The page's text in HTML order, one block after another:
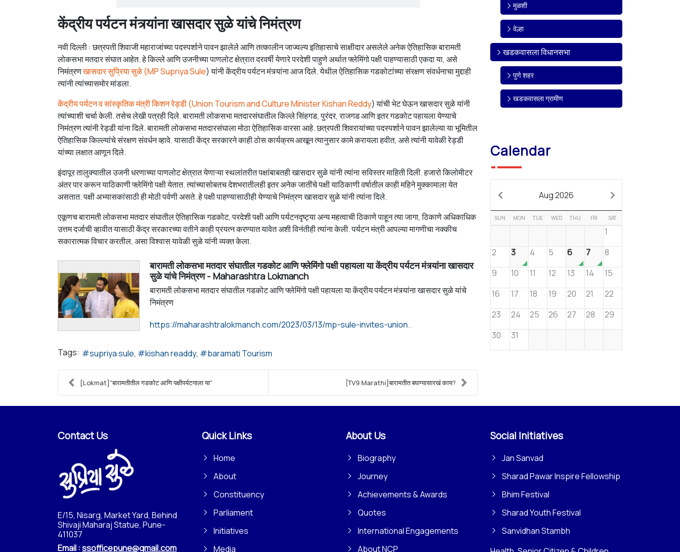
केंद्रीय पर्यटन मंत्र्यांना खासदार सुळे यांचे निमंत्रण
नवी दिल्ली : छत्रपती शिवाजी महाराजांच्या पदस्पर्शाने पावन झालेले आणि तत्कालीन जाज्वल्य इतिहासाचे साक्षीदार असलेले अनेक ऐतिहासिक बारामती
लोकसभा मतदार संघात आहेत. हे किल्ले आणि उजनीच्या पाणलोट क्षेत्रात दरवर्षी येणारे परदेशी पाहुणे अर्थात फ्लेमिंगो पक्षी पाहण्यासाठी एकदा या, असे
निमंत्रणखासदार सुप्रिया सुळे (MP Supriya Sule) यांनी केंद्रीय पर्यटन मंत्र्यांना आज दिले. येथील ऐतिहासिक गडकोटांच्या संरक्षण संवर्धनाचा मुद्दाही
त्यांनी त्यांच्यासमोर मांडला.
केंद्रीय पर्यटन व सांस्कृतिक मंत्री किशन रेड्डी (Union Tourism and Culture Minister Kishan Reddy) यांची भेट घेऊन खासदार सुळे यांनी
त्यांच्याशी चर्चा केली. तसेच लेखी पत्रही दिले. बारामती लोकसभा मतदारसंघातील किल्ले सिंहगड, पुरंदर, राजगड आणि इतर गडकोट पहायला येण्याचे
निमंत्रण त्यांनी रेड्डी यांना दिले. बारामती लोकसभा मतदारसंघाला मोठा ऐतिहासिक वारसा आहे. छत्रपती शिवरायांच्या पदस्पर्शाने पावन झालेल्या या भूमितील
ऐतिहासिक किल्ल्यांचे संरक्षण संवर्धन व्हावे. यासाठी केंद्र सरकारने काही ठोस कार्यक्रम आखून त्यानुसार कामे करायला हवीत, असे त्यांनी यावेळी रेड्डी
यांच्या लक्षात आणून दिले.
इंदापूर तालुक्यातील उजनी धरणाच्या पाणलोट क्षेत्रात येणाऱ्या स्थलांतरीत पक्षांबाबतही खासदार सुळे यांनी त्यांना सविस्तर माहिती दिली. हजारो किलोमीटर
अंतर पार करून याठिकाणी फ्लेमिंगो पक्षी येतात. त्यांच्यासोबतच देशभरातीलही इतर अनेक जातींचे पक्षी याठिकाणी वर्षातील काही महिने मुक्कामाला येत
असतात. पक्षी अभ्यासकांसाठी ही मोठी पर्वणी असते. हे पक्षी पाहण्यासाठीही येण्याचे निमंत्रण खासदार सुळे यांनी त्यांना दिले.
एकूणच बारामती लोकसभा मतदार संघातील ऐतिहासिक गडकोट, परदेशी पक्षी आणि पर्यटनदृष्ट्या अन्य महत्वाची ठिकाणे पाहून त्या जागा, ठिकाणे अधिकाधिक
उत्तम दर्जाची व्हावीत यासाठी केंद्र सरकारच्या वतीने काही प्रयत्न करण्यात यावेत अशी विनंतीही त्यांना केली. पर्यटन मंत्री आपल्या मागणीचा नक्कीच
सकारात्मक विचार करतील, असा विश्वास यावेळी सुळे यांनी व्यक्त केला.
बारामती लोकसभा मतदार संघातील गडकोट आणि फ्लेमिंगो पक्षी पहायला या केंद्रीय पर्यटन मंत्र्यांना खासदार
सुळे यांचे निमंत्रण - Maharashtra Lokmanch
बारामती लोकसभा मतदार संघातील गडकोट आणि फ्लेमिंगो पक्षी पहायला या केंद्रीय पर्यटन मंत्र्यांना खासदार सुळे यांचे
निमंत्रण
https://maharashtralokmanch.com/2023/03/13/mp-sule-invites-union-tourism-minister-to-see-gadkot-and-flamingo-birds-in-baramati-lok-sabha-constituency/
Tags: supriya sule kishan readdy baramati Tourism
[Lokmat]"बारामतीतील गडकोट आणि पक्षीपर्यटनाला या" [TV9 Marathi]बारामतीत बघण्यासारखं काय?
मुळशी
वेल्हा
खडकवासला विधानसभा
पुणे शहर
खडकवासला ग्रामीण
Calendar
Aug 2026
SUN MON TUE WED THU FRI SAT
1
2
3 4 5 6 7
8
9
10 11 12 13 14
15
16
17 18 19 20 21
22
23
24 25 26 27 28
29
30
31
Contact Us
E/15, Nisarg, Market Yard, Behind
Shivaji Maharaj Statue, Pune-
411037
Email :ssofficepune@gmail.com
Quick Links
Home
About
Constituency
Parliament
Initiatives
Media
About Us
Biography
Journey
Achievements & Awards
Quotes
International Engagements
About NCP
Social Initiatives
Jan Sanvad
Sharad Pawar Inspire Fellowship
Bhim Festival
Sharad Youth Festival
Sanvidhan Stambh